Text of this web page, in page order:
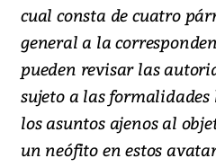
cual consta de cuatro
general a la
pueden revisar las
sujeto a las formalidades
los asuntos ajenos al
un neófito en estos